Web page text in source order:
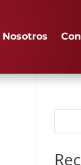
Nosotros